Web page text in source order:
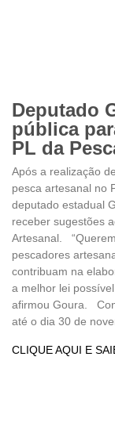
Deputado
pública
PL da
Após a realização
pesca artesanal no
deputado estadual
receber sugestões
Artesanal.
pescadores
contribuam na
a melhor lei
afirmou Goura.
até o dia 30 de
CLIQUE AQUI E